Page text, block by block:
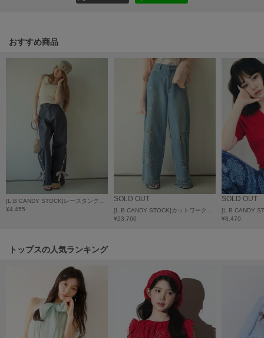
LeSportsac
レスポートサック
LILY BROWN
リリーブラウン
LILY BROWN Lingerie
リリーブラウンランジェリー
LITTLE UNION TOKYO
リトルユニオン トウキョウ
made of Organics
メイドオブオーガニクス
ミーエスミーム
Mila Owen
ミラオーウェン
おすすめ商品
¥4,455
SOLD OUT
¥23,760
SOLD OUT
¥8,470
トップスの人気ランキング